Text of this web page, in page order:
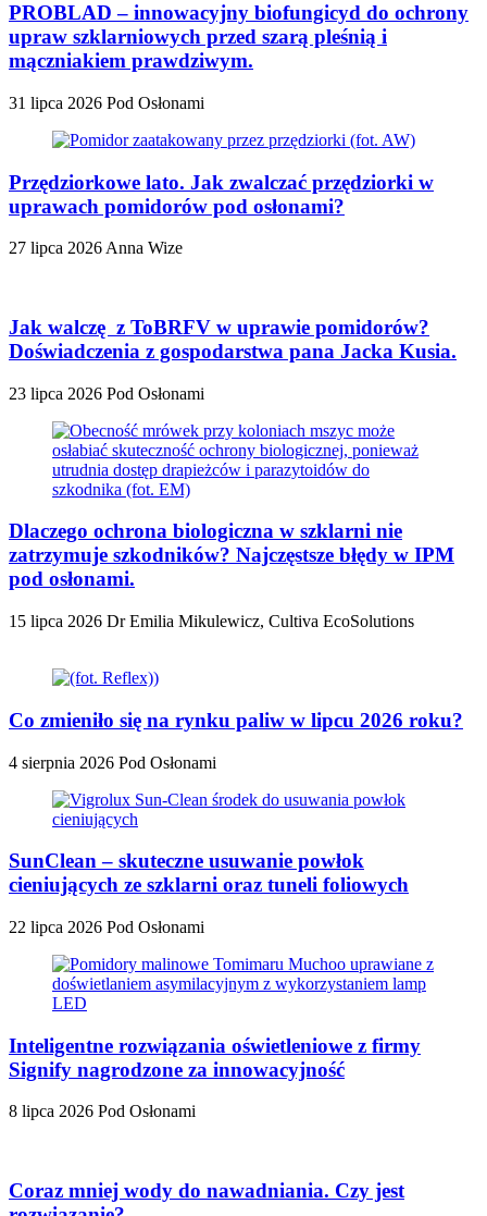
PROBLAD – innowacyjny biofungicyd do ochrony
upraw szklarniowych przed szarą pleśnią i
mączniakiem prawdziwym.
31 lipca 2026 Pod Osłonami
Przędziorkowe lato. Jak zwalczać przędziorki w
uprawach pomidorów pod osłonami?
27 lipca 2026 Anna Wize
Jak walczę z ToBRFV w uprawie pomidorów?
Doświadczenia z gospodarstwa pana Jacka Kusia.
23 lipca 2026 Pod Osłonami
Dlaczego ochrona biologiczna w szklarni nie
zatrzymuje szkodników? Najczęstsze błędy w IPM
pod osłonami.
15 lipca 2026 Dr Emilia Mikulewicz, Cultiva EcoSolutions
Co zmieniło się na rynku paliw w lipcu 2026 roku?
4 sierpnia 2026 Pod Osłonami
SunClean – skuteczne usuwanie powłok
cieniujących ze szklarni oraz tuneli foliowych
22 lipca 2026 Pod Osłonami
Inteligentne rozwiązania oświetleniowe z firmy
Signify nagrodzone za innowacyjność
8 lipca 2026 Pod Osłonami
Coraz mniej wody do nawadniania. Czy jest